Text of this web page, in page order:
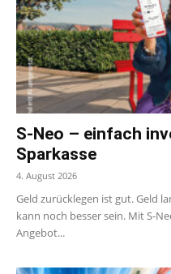
S-Neo – einfach
Sparkasse
4. August 2026
Geld zurücklegen ist gut. Geld
kann noch besser sein. Mit S-
Angebot...